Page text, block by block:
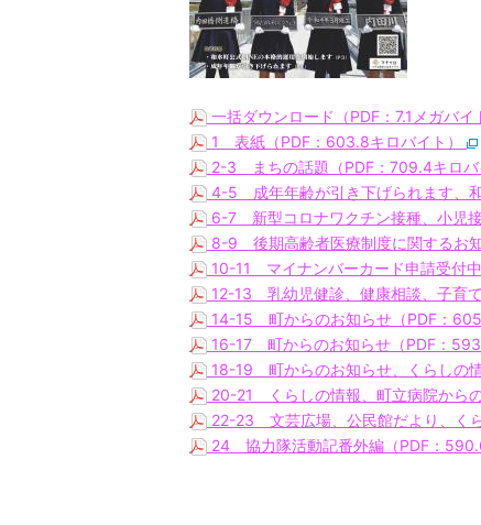
一括ダウンロード（PDF：7.1メガバイ
1 表紙（PDF：603.8キロバイト）
2-3 まちの話題（PDF：709.4キロバ
4-5 成年年齢が引き下げられます、
6-7 新型コロナワクチン接種、小児
8-9 後期高齢者医療制度に関するお
10-11 マイナンバーカード申請受付
12-13 乳幼児健診、健康相談、子育
14-15 町からのお知らせ（PDF：
16-17 町からのお知らせ（PDF：593
18-19 町からのお知らせ、くらしの
20-21 くらしの情報、町立病院から
22-23 文芸広場、公民館だより、く
24 協力隊活動記番外編（PDF：